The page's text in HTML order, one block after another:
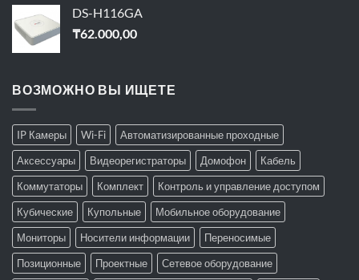
DS-H116GA
₸62.000,00
ВОЗМОЖНО ВЫ ИЩЕТЕ
IP Камеры Wi-Fi
Автоматизированные проходные
Аксессуары
Видеорегистраторы Домофон
Кабель
Коммутаторы
Комплект
Контроль и управление доступом
Кубические
Купольные
Мобильное оборудование
Мониторы
Носители информации
Переносимые
Позиционные
Проектные
Сетевое оборудование